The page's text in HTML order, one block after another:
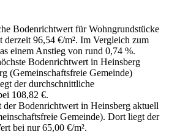
Bodenrichtwert für Wohngrundstücke
derzeit 96,54 €/m². Im Vergleich zum
einem Anstieg von rund 0,74 %.
Bodenrichtwert in Heinsberg
(Gemeinschaftsfreie Gemeinde)
der durchschnittliche
108,82 €.
der Bodenrichtwert in Heinsberg aktuell
Gemeinde). Dort liegt der
bei nur 65,00 €/m².